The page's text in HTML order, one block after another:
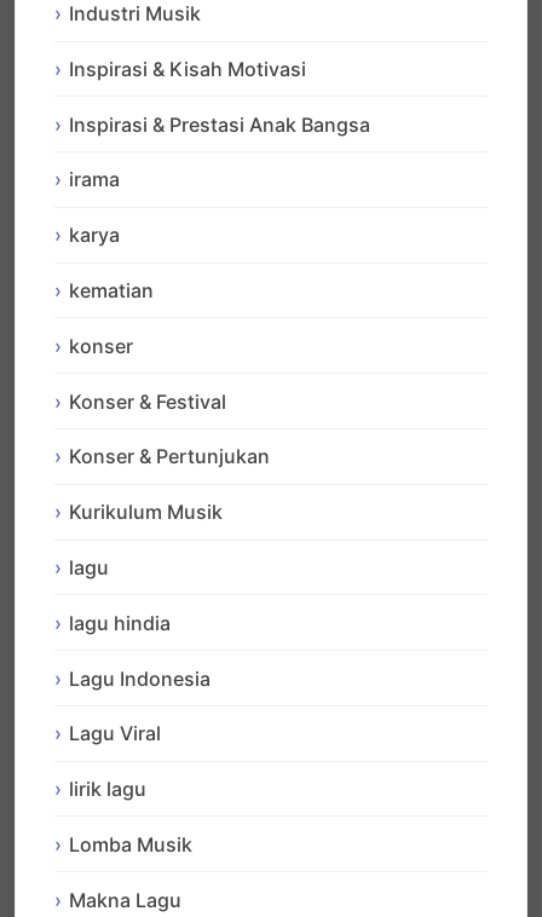
Industri Musik
Inspirasi & Kisah Motivasi
Inspirasi & Prestasi Anak Bangsa
irama
karya
kematian
konser
Konser & Festival
Konser & Pertunjukan
Kurikulum Musik
lagu
lagu hindia
Lagu Indonesia
Lagu Viral
lirik lagu
Lomba Musik
Makna Lagu